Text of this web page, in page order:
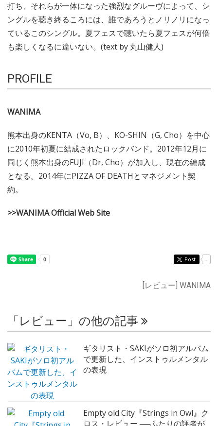
打ち、それらが一体になった強烈なグルーヴによって、シ
ングルを聴き終るころには、誰であろうとノリノリになっ
ているこのシングル。夏フェスで聴いたら夏フェスが何倍
も楽しくなるに違いない。(text by 丸山健人)
PROFILE
WANIMA
熊本出身のKENTA（Vo, B）、KO-SHIN（G, Cho）を中心
に2010年初夏に結成されたロックバンド。2012年12月に
同じく熊本出身のFUJI（Dr, Cho）が加入し、現在の編成
となる。2014年にPIZZA OF DEATHとマネジメント契
約。
>>WANIMA Official Web Site
Post -
[レビュー] WANIMA
「レビュー」の他の記事
ギタリスト・SAKIがソロ初アルバム
で更新した、インストゥルメンタル
の表現
Empty old City『Strings in Owl』ク
ロス・レビュー ──ふたりの評者が